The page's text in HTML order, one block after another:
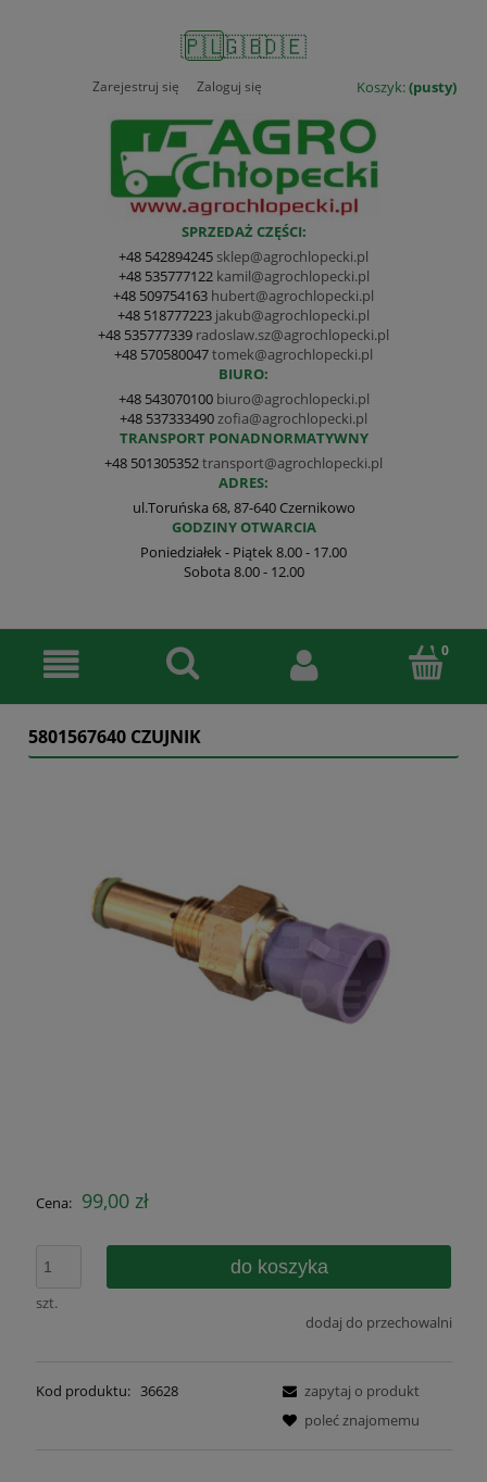
🇵🇱🇬🇧🇩🇪
Koszyk:(pusty)
Zarejestruj się Zaloguj się
SPRZEDAŻ CZĘŚCI:
+48 542894245 sklep@agrochlopecki.pl
+48 535777122 kamil@agrochlopecki.pl
+48 509754163 hubert@agrochlopecki.pl
+48 518777223 jakub@agrochlopecki.pl
+48 535777339 radoslaw.sz@agrochlopecki.pl
+48 570580047tomek@agrochlopecki.pl
BIURO:
+48 543070100 biuro@agrochlopecki.pl
+48 537333490 zofia@agrochlopecki.pl
TRANSPORT PONADNORMATYWNY
+48 501305352transport@agrochlopecki.pl
ADRES:
ul.Toruńska 68, 87-640 Czernikowo
GODZINY OTWARCIA
Poniedziałek - Piątek 8.00 - 17.00
Sobota 8.00 - 12.00
5801567640 CZUJNIK
Cena: 99,00 zł
szt.
do koszyka
dodaj do przechowalni
Kod produktu: 36628
zapytaj o produkt
poleć znajomemu